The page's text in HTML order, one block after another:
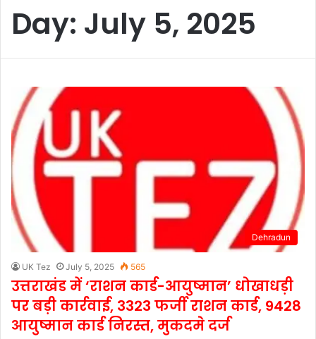
Day: July 5, 2025
Dehradun
UK Tez July 5, 2025 565
उत्तराखंड में ‘राशन कार्ड-आयुष्मान’ धोखाधड़ी
पर बड़ी कार्रवाई, 3323 फर्जी राशन कार्ड, 9428
आयुष्मान कार्ड निरस्त, मुकदमे दर्ज